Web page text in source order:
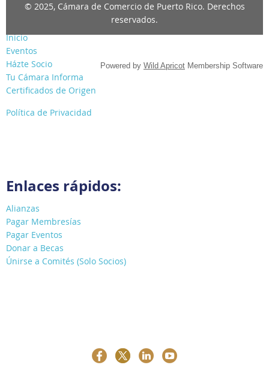
Inicio
Eventos
Házte Socio
Tu Cámara Informa
Certificados de Origen
Política de Privacidad
Enlaces rápidos:
Alianzas
Pagar Membresías
Pagar Eventos
Donar a Becas
Únirse a Comités (Solo Socios)
© 2025, Cámara de Comercio de Puerto Rico. Derechos
reservados.
Powered by Wild Apricot Membership Software